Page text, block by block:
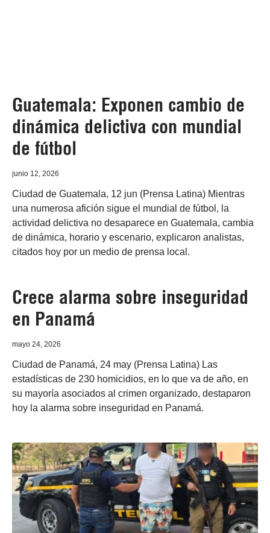
Guatemala: Exponen cambio de
dinámica delictiva con mundial
de fútbol
junio 12, 2026
Ciudad de Guatemala, 12 jun (Prensa Latina) Mientras
una numerosa afición sigue el mundial de fútbol, la
actividad delictiva no desaparece en Guatemala, cambia
de dinámica, horario y escenario, explicaron analistas,
citados hoy por un medio de prensa local.
Crece alarma sobre inseguridad
en Panamá
mayo 24, 2026
Ciudad de Panamá, 24 may (Prensa Latina) Las
estadísticas de 230 homicidios, en lo que va de año, en
su mayoría asociados al crimen organizado, destaparon
hoy la alarma sobre inseguridad en Panamá.